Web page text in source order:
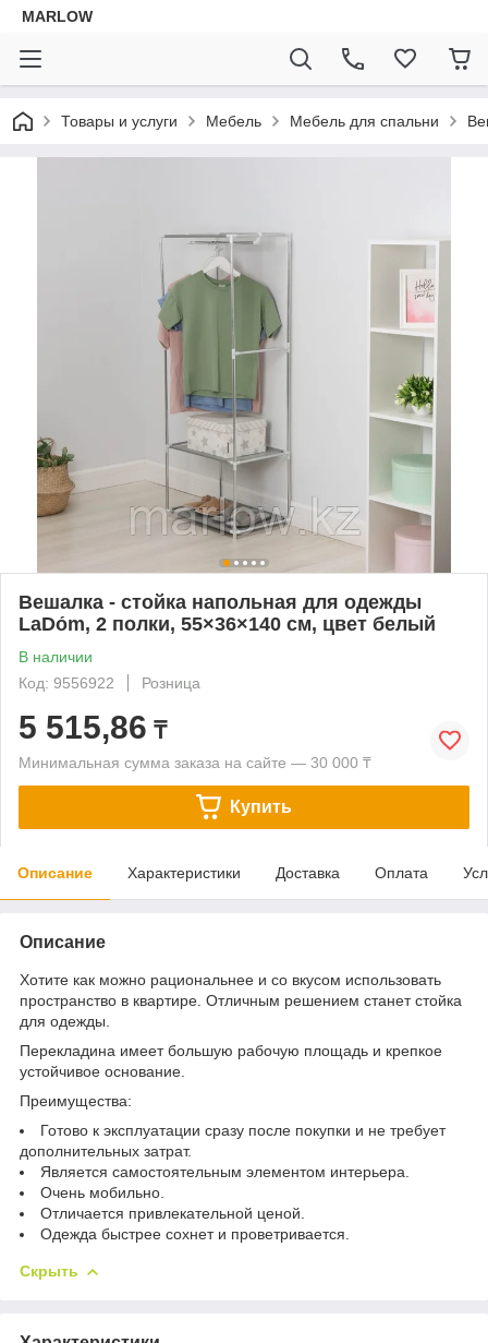
MARLOW
Товары и услуги Мебель Мебель для спальни
Вешалка - стойка напольная для одежды
LaDо́m, 2 полки, 55×36×140 см, цвет белый
В наличии
Код: 9556922
Розница
5 515,86 ₸
Минимальная сумма заказа на сайте — 30 000 ₸
Купить
Описание Характеристики Доставка Оплата
Описание
Хотите как можно рациональнее и со вкусом использовать
пространство в квартире. Отличным решением станет стойка
для одежды.
Перекладина имеет большую рабочую площадь и крепкое
устойчивое основание.
Преимущества:
Готово к эксплуатации сразу после покупки и не требует
дополнительных затрат.
Является самостоятельным элементом интерьера.
Очень мобильно.
Отличается привлекательной ценой.
Одежда быстрее сохнет и проветривается.
Скрыть